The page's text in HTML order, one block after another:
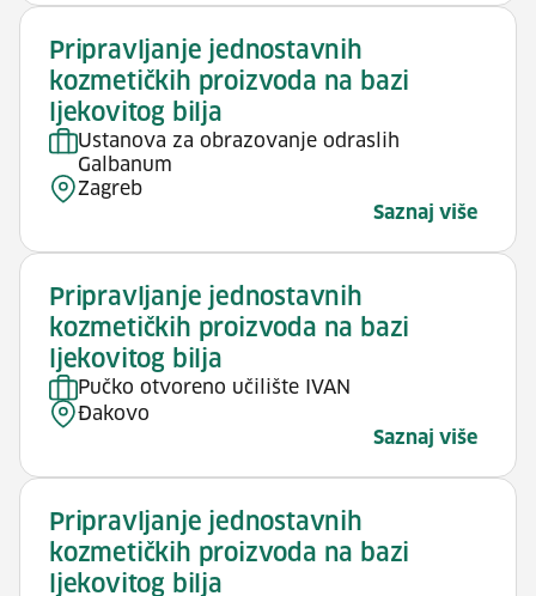
Pripravljanje jednostavnih
kozmetičkih proizvoda na bazi
ljekovitog bilja
Ustanova za obrazovanje odraslih
Galbanum
Zagreb
Saznaj više
Pripravljanje jednostavnih
kozmetičkih proizvoda na bazi
ljekovitog bilja
Pučko otvoreno učilište IVAN
Đakovo
Saznaj više
Pripravljanje jednostavnih
kozmetičkih proizvoda na bazi
ljekovitog bilja